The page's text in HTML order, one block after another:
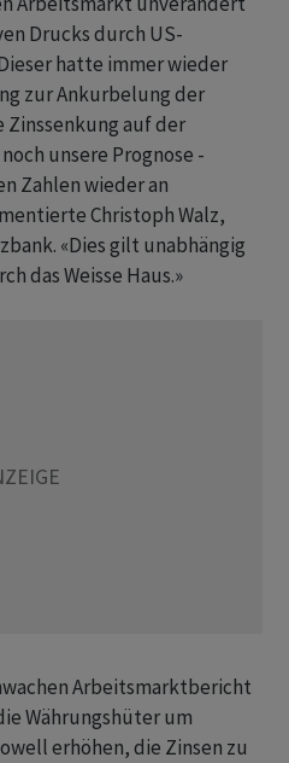
Drucks durch US-
hatte immer wieder
zur Ankurbelung der
Zinssenkung auf der
unsere Prognose -
Zahlen wieder an
Christoph Walz,
«Dies gilt unabhängig
das Weisse Haus.»
Arbeitsmarktbericht
Währungshüter um
erhöhen, die Zinsen zu